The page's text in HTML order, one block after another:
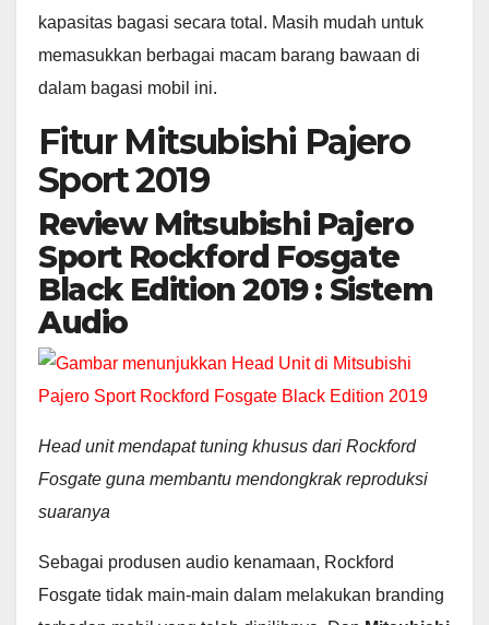
kapasitas bagasi secara total. Masih mudah untuk
memasukkan berbagai macam barang bawaan di
dalam bagasi mobil ini.
Fitur Mitsubishi Pajero
Sport 2019
Review Mitsubishi Pajero
Sport Rockford Fosgate
Black Edition 2019 : Sistem
Audio
Head unit mendapat tuning khusus dari Rockford
Fosgate guna membantu mendongkrak reproduksi
suaranya
Sebagai produsen audio kenamaan, Rockford
Fosgate tidak main-main dalam melakukan branding